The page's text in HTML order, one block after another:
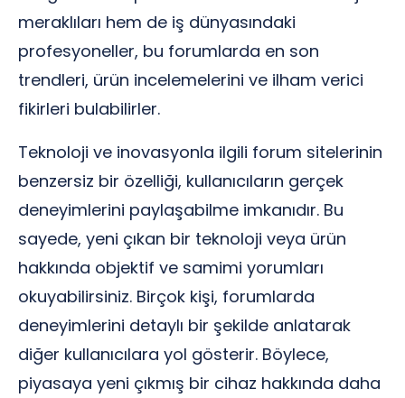
meraklıları hem de iş dünyasındaki
profesyoneller, bu forumlarda en son
trendleri, ürün incelemelerini ve ilham verici
fikirleri bulabilirler.
Teknoloji ve inovasyonla ilgili forum sitelerinin
benzersiz bir özelliği, kullanıcıların gerçek
deneyimlerini paylaşabilme imkanıdır. Bu
sayede, yeni çıkan bir teknoloji veya ürün
hakkında objektif ve samimi yorumları
okuyabilirsiniz. Birçok kişi, forumlarda
deneyimlerini detaylı bir şekilde anlatarak
diğer kullanıcılara yol gösterir. Böylece,
piyasaya yeni çıkmış bir cihaz hakkında daha